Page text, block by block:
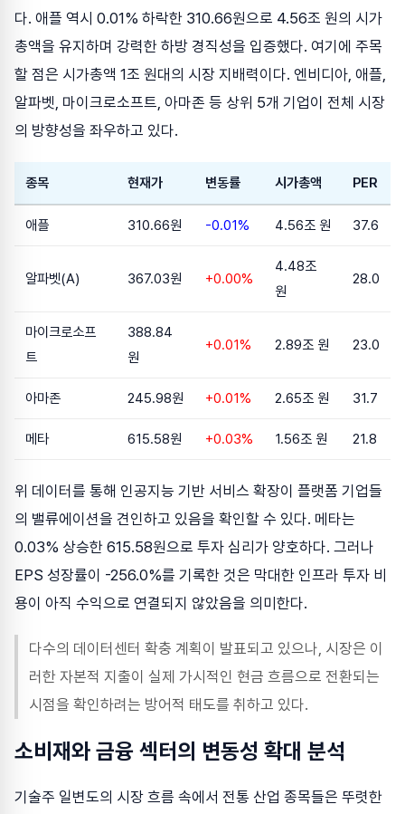
다. 애플 역시 0.01% 하락한 310.66원으로 4.56조 원의 시가
총액을 유지하며 강력한 하방 경직성을 입증했다. 여기에 주목
할 점은 시가총액 1조 원대의 시장 지배력이다. 엔비디아, 애플,
알파벳, 마이크로소프트, 아마존 등 상위 5개 기업이 전체 시장
의 방향성을 좌우하고 있다.
종목 현재가 변동률 시가총액 PER
애플 310.66원 -0.01% 4.56조 원 37.6
알파벳(A) 367.03원 +0.00%
4.48조
원
28.0
마이크로소프
트
388.84
원
+0.01% 2.89조 원 23.0
아마존 245.98원 +0.01% 2.65조 원 31.7
메타 615.58원 +0.03% 1.56조 원 21.8
위 데이터를 통해 인공지능 기반 서비스 확장이 플랫폼 기업들
의 밸류에이션을 견인하고 있음을 확인할 수 있다. 메타는
0.03% 상승한 615.58원으로 투자 심리가 양호하다. 그러나
EPS 성장률이 -256.0%를 기록한 것은 막대한 인프라 투자 비
용이 아직 수익으로 연결되지 않았음을 의미한다.
다수의 데이터센터 확충 계획이 발표되고 있으나, 시장은 이
러한 자본적 지출이 실제 가시적인 현금 흐름으로 전환되는
시점을 확인하려는 방어적 태도를 취하고 있다.
소비재와 금융 섹터의 변동성 확대 분석
기술주 일변도의 시장 흐름 속에서 전통 산업 종목들은 뚜렷한